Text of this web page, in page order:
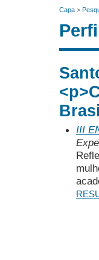
Capa >
Brasil
III